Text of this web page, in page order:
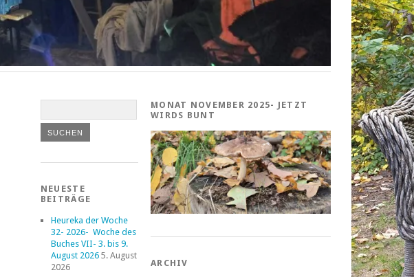
NEUESTE
BEITRÄGE
Heureka der Woche
32- 2026- Woche des
Buches VII- 3. bis 9.
August 2026 5. August
2026
MONAT NOVEMBER 2025- JETZT
WIRDS BUNT
ARCHIV